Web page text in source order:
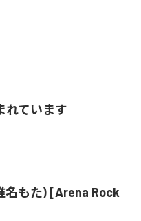
れています
名もた) [Arena Rock